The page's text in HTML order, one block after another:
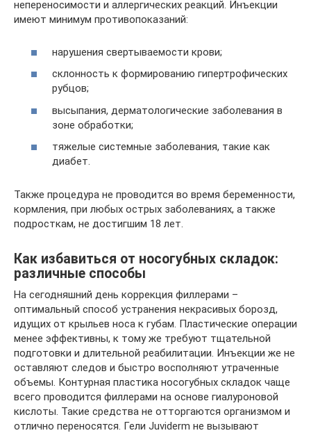
непереносимости и аллергических реакций. Инъекции
имеют минимум противопоказаний:
нарушения свертываемости крови;
склонность к формированию гипертрофических
рубцов;
высыпания, дерматологические заболевания в
зоне обработки;
тяжелые системные заболевания, такие как
диабет.
Также процедура не проводится во время беременности,
кормления, при любых острых заболеваниях, а также
подросткам, не достигшим 18 лет.
Как избавиться от носогубных складок:
различные способы
На сегодняшний день коррекция филлерами –
оптимальный способ устранения некрасивых борозд,
идущих от крыльев носа к губам. Пластические операции
менее эффективны, к тому же требуют тщательной
подготовки и длительной реабилитации. Инъекции же не
оставляют следов и быстро восполняют утраченные
объемы. Контурная пластика носогубных складок чаще
всего проводится филлерами на основе гиалуроновой
кислоты. Такие средства не отторгаются организмом и
отлично переносятся. Гели Juviderm не вызывают